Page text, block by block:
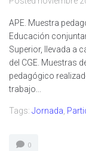
APE. Muestra
Educación
Superior, llevada a
del CGE. Muestras
pedagógico
trabajo...
Tags: Jornada
0